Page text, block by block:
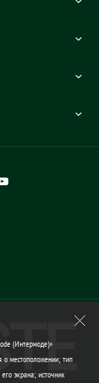
данных
(Интермоде)»
о местоположении; тип
экрана; источник